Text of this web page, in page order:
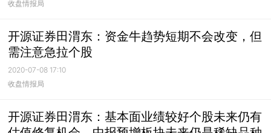
收盘情报局
开源证券田渭东：资金牛趋势短期不会改变，但
需注意急拉个股
2020-07-08 17:10
收盘情报局
开源证券田渭东：基本面业绩较好个股未来仍有